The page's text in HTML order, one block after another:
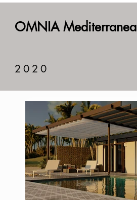
OMNIA Mediterranea
2020